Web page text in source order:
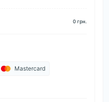
0 грн.
Mastercard